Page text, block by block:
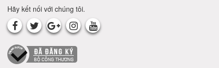
Hãy kết nối với chúng tôi.